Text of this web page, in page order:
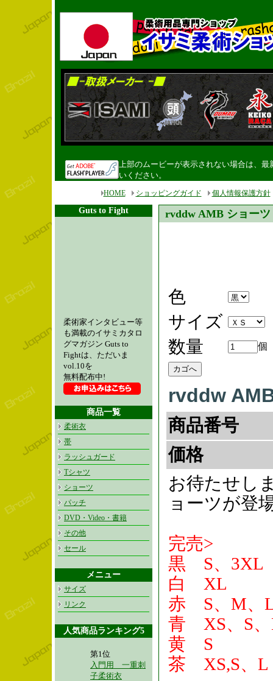
上部のムービーが表示されない場合は、最
いください。
HOME ショッピングガイド 個人情報保護方針
Guts to Fight
柔術家インタビュー等
も満載のイサミカタロ
グマガジン Guts to
Fightは、ただいま
vol.10を
無料配布中!
商品一覧
柔術衣
帯
ラッシュガード
Tシャツ
ショーツ
パッチ
DVD・Video・書籍
その他
セール
メニュー
サイズ
リンク
人気商品ランキング5
第1位
入門用 一重刺
子柔術衣
rvddw AMB ショーツ
色
サイズ
数量
個
rvddw
商品番号
価格
お待たせし
ョーツが登
完売>
黒 S、3XL
白 XL
赤 S、M、
青 XS、S
黄 S
茶 XS,S、L